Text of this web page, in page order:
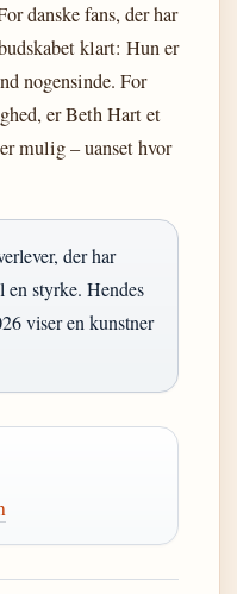
danske fans, der har
klart: Hun er
nogensinde. For
er Beth Hart et
mulig – uanset hvor
der har
styrke. Hendes
viser en kunstner